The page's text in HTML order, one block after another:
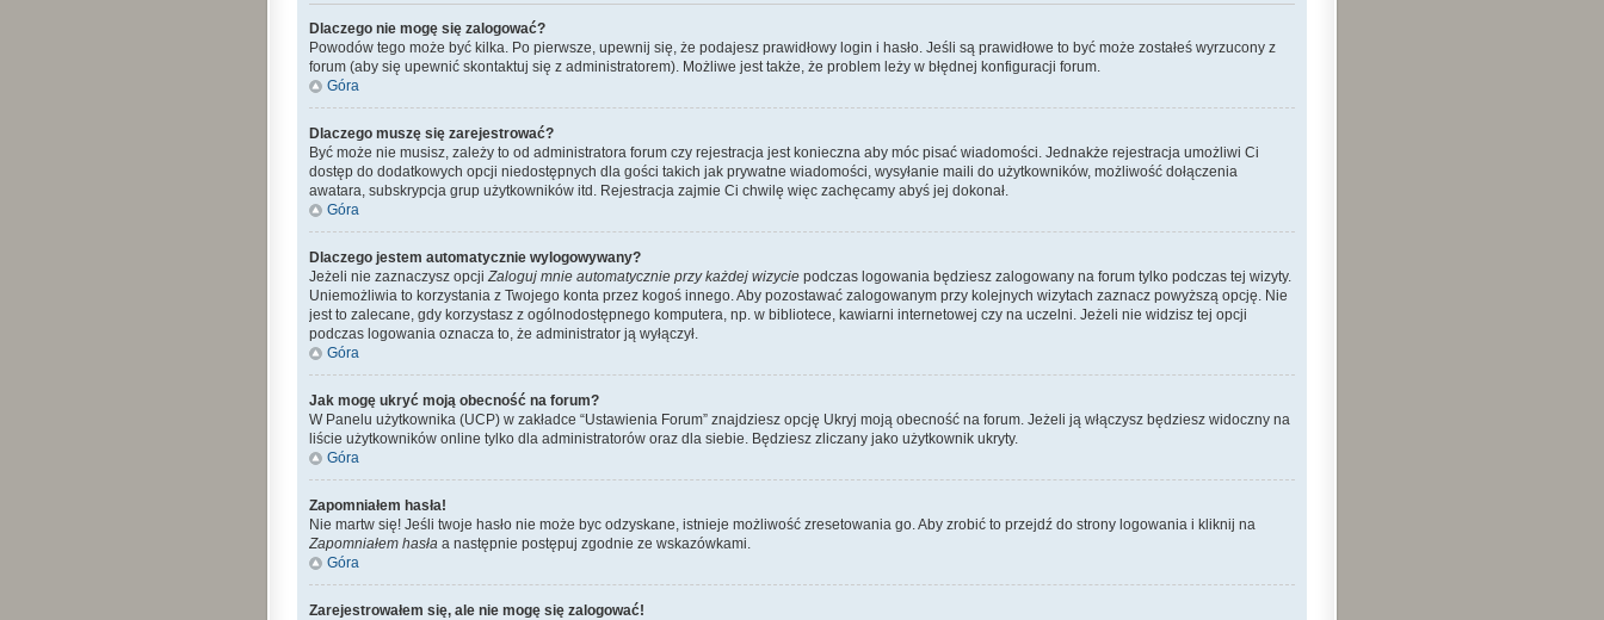
Dlaczego nie mogę się zalogować?
Powodów tego może być kilka. Po pierwsze, upewnij się, że podajesz prawidłowy login i hasło. Jeśli są prawidłowe to być może zostałeś wyrzucony z
forum (aby się upewnić skontaktuj się z administratorem). Możliwe jest także, że problem leży w błędnej konfiguracji forum.
Góra
Dlaczego muszę się zarejestrować?
Być może nie musisz, zależy to od administratora forum czy rejestracja jest konieczna aby móc pisać wiadomości. Jednakże rejestracja umożliwi Ci
dostęp do dodatkowych opcji niedostępnych dla gości takich jak prywatne wiadomości, wysyłanie maili do użytkowników, możliwość dołączenia
awatara, subskrypcja grup użytkowników itd. Rejestracja zajmie Ci chwilę więc zachęcamy abyś jej dokonał.
Góra
Dlaczego jestem automatycznie wylogowywany?
Jeżeli nie zaznaczysz opcjiZaloguj mnie automatycznie przy każdej wizycie podczas logowania będziesz zalogowany na forum tylko podczas tej wizyty.
Uniemożliwia to korzystania z Twojego konta przez kogoś innego. Aby pozostawać zalogowanym przy kolejnych wizytach zaznacz powyższą opcję. Nie
jest to zalecane, gdy korzystasz z ogólnodostępnego komputera, np. w bibliotece, kawiarni internetowej czy na uczelni. Jeżeli nie widzisz tej opcji
podczas logowania oznacza to, że administrator ją wyłączył.
Góra
Jak mogę ukryć moją obecność na forum?
W Panelu użytkownika (UCP) w zakładce “Ustawienia Forum” znajdziesz opcję Ukryj moją obecność na forum. Jeżeli ją włączysz będziesz widoczny na
liście użytkowników online tylko dla administratorów oraz dla siebie. Będziesz zliczany jako użytkownik ukryty.
Góra
Zapomniałem hasła!
Nie martw się! Jeśli twoje hasło nie może byc odzyskane, istnieje możliwość zresetowania go. Aby zrobić to przejdź do strony logowania i kliknij na
Zapomniałem hasła a następnie postępuj zgodnie ze wskazówkami.
Góra
Zarejestrowałem się, ale nie mogę się zalogować!